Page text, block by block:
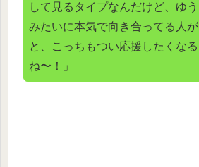
して見るタイプなんだけど、ゆ
みたいに本気で向き合ってる人
と、こっちもつい応援したくなる
ね〜！」